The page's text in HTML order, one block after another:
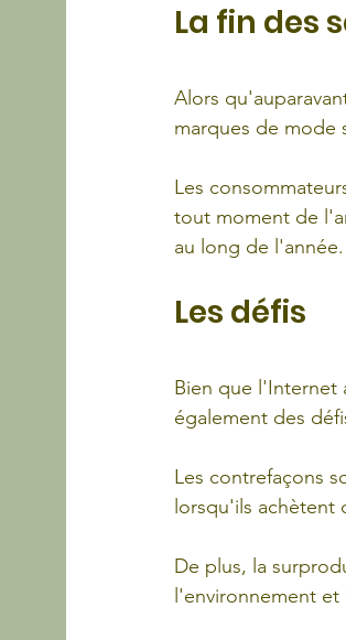
La fin des
Alors
marques de mode
Les
tout moment de
au long de l'année.
Les défis
Bien que l'Internet
également des
Les contrefaçons
lorsqu'ils achètent
De plus, la
l'environnement et